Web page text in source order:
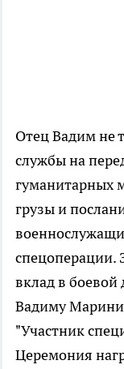
Отец Вадим не
службы на
гуманитарных
грузы и
спецоперации.
вклад в боевой
Вадиму
"Участник
Церемония